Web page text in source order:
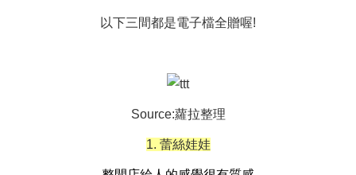
以下三間都是電子檔全贈喔!
Source:蘿拉整理
1. 蕾絲娃娃